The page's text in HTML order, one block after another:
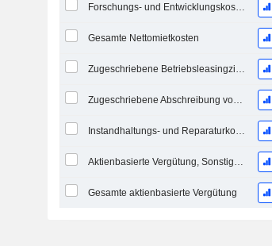
Forschungs- und Entwicklungskosten aus Fußnoten
Gesamte Nettomietkosten
Zugeschriebene Betriebsleasingzinsaufwand
Zugeschriebene Abschreibung von Operating-Leasingverträgen
Instandhaltungs- und Reparaturkosten, Gesamt
Aktienbasierte Vergütung, Sonstiges (Gesamt)
Gesamte aktienbasierte Vergütung